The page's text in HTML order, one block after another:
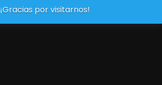
¡Gracias por visitarnos!